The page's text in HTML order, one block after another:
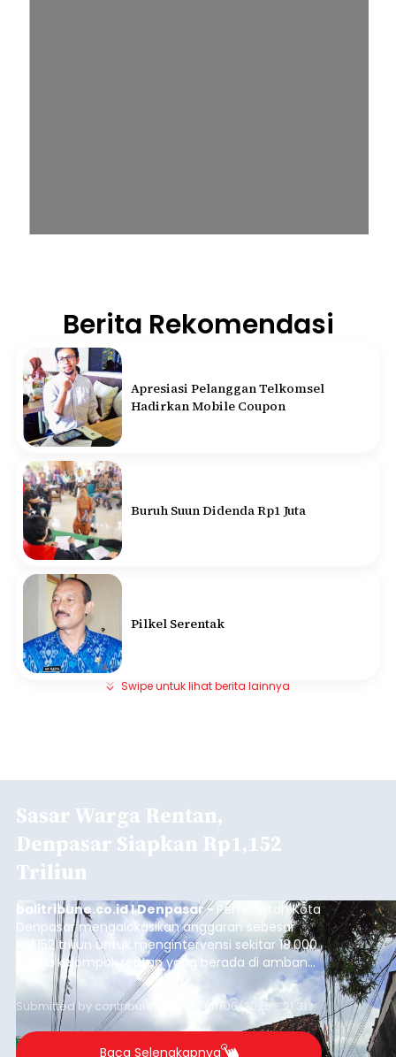
Berita Rekomendasi
Apresiasi Pelanggan Telkomsel
Hadirkan Mobile Coupon
Buruh Suun Didenda Rp1 Juta
Pilkel Serentak
Swipe untuk lihat berita lainnya
Sasar Warga Rentan,
Denpasar Siapkan Rp1,152
Triliun
balitribune.co.id I Denpasar - Pemerintah Kota
Denpasar mengalokasikan anggaran sebesar
Rp1,152 triliun untuk mengintervensi sekitar 18.000
warga kelompok rentan yang berada di ambang
garis kemiskinan. Langkah strategis ini diambil
guna menjaga masyarakat yang berada pada
kelompok desil 5 dan 6 tersebut agar tidak
merosot ke kategori miskin.
Submitted by contributor Thu, 08/06/2026 - 21:31
Baca Selengkapnya